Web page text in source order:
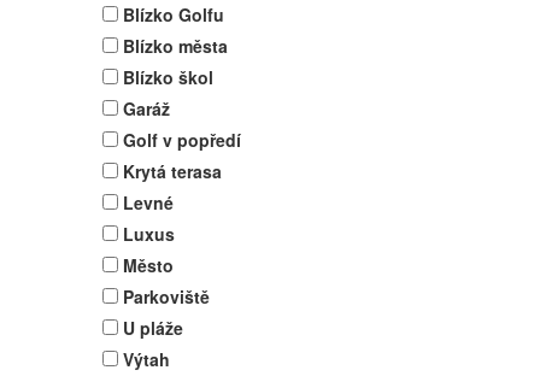
Blízko Golfu
Blízko města
Blízko škol
Garáž
Golf v popředí
Krytá terasa
Levné
Luxus
Město
Parkoviště
U pláže
Výtah